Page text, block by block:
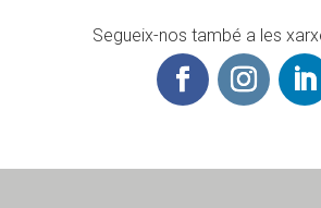
Segueix-nos també a les